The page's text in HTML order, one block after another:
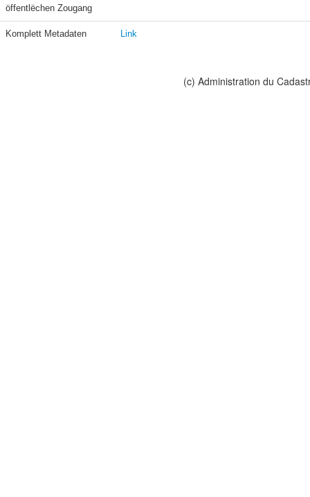
öffentlëchen Zougang
Komplett Metadaten Link
(c) Administration du